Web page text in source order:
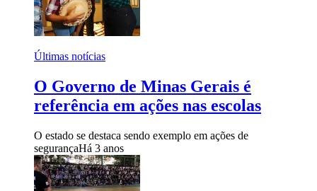
Últimas notícias
O Governo de Minas Gerais é
referência em ações nas escolas
O estado se destaca sendo exemplo em ações de
segurançaHá 3 anos